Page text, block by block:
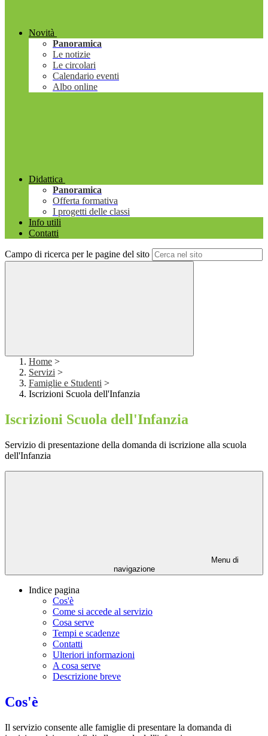
Novità
Panoramica
Le notizie
Le circolari
Calendario eventi
Albo online
Didattica
Panoramica
Offerta formativa
I progetti delle classi
Info utili
Contatti
Campo di ricerca per le pagine del sito
Home >
Servizi >
Famiglie e Studenti >
Iscrizioni Scuola dell'Infanzia
Iscrizioni Scuola dell'Infanzia
Servizio di presentazione della domanda di iscrizione alla scuola
dell'Infanzia
Menu di
navigazione
Indice pagina
Cos'è
Come si accede al servizio
Cosa serve
Tempi e scadenze
Contatti
Ulteriori informazioni
A cosa serve
Descrizione breve
Cos'è
Il servizio consente alle famiglie di presentare la domanda di